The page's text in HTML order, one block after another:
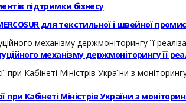
підтримки бізнесу
для текстильної і швейної
механізму держмоніторингу її
Кабінеті Міністрів України з